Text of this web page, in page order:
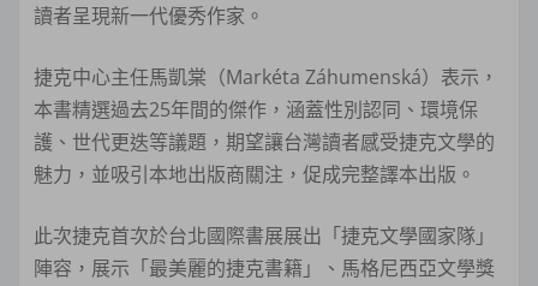
讀者呈現新一代優秀作家。
捷克中心主任馬凱棠（Markéta Záhumenská）表示，
本書精選過去25年間的傑作，涵蓋性別認同、環境保
護、世代更迭等議題，期望讓台灣讀者感受捷克文學的
魅力，並吸引本地出版商關注，促成完整譯本出版。
此次捷克首次於台北國際書展展出「捷克文學國家隊」
陣容，展示「最美麗的捷克書籍」、馬格尼西亞文學獎